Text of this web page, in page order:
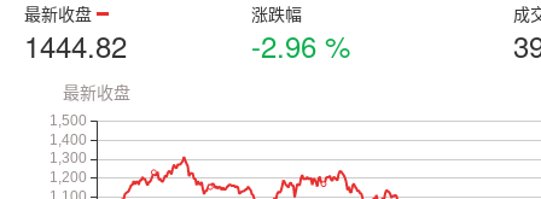
最新收盘
1444.82
涨跌幅
-2.96 %
成